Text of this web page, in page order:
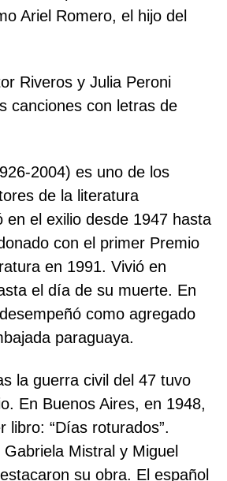
Ariel Romero, el hijo del
Riveros y Julia Peroni
canciones con letras de
2004) es uno de los
de la literatura
en el exilio desde 1947 hasta
con el primer Premio
en 1991. Vivió en
el día de su muerte. En
como agregado
paraguaya.
la guerra civil del 47 tuvo
En Buenos Aires, en 1948,
libro: “Días roturados”.
Mistral y Miguel
su obra. El español